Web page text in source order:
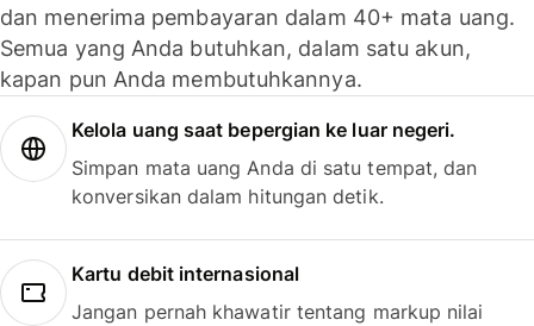
dan menerima pembayaran dalam 40+ mata uang.
Semua yang Anda butuhkan, dalam satu akun,
kapan pun Anda membutuhkannya.
Kelola uang saat bepergian ke luar negeri.
Simpan mata uang Anda di satu tempat, dan
konversikan dalam hitungan detik.
Kartu debit internasional
Jangan pernah khawatir tentang markup nilai